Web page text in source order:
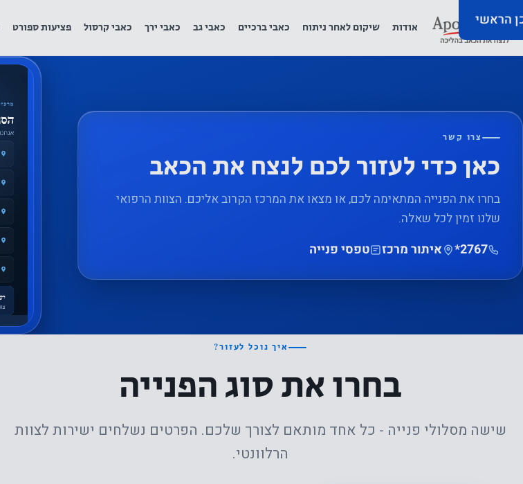
הראשי אודות שיקום לאחר ניתוח כאבי ברכיים כאבי גב כאבי ירך כאבי קרסול פציעות ספורט
צרו קשר
כאן כדי לעזור לכם לנצח את הכאב
בחרו את הפנייה המתאימה לכם, או מצאו את המרכז הקרוב אליכם. הצוות הרפואי
שלנו זמין לכל שאלה.
‎*2767 איתור מרכז טפסי פנייה
איך נוכל לעזור?
בחרו את סוג הפנייה
שישה מסלולי פנייה - כל אחד מותאם לצורך שלכם. הפרטים נשלחים ישירות לצוות
הרלוונטי.